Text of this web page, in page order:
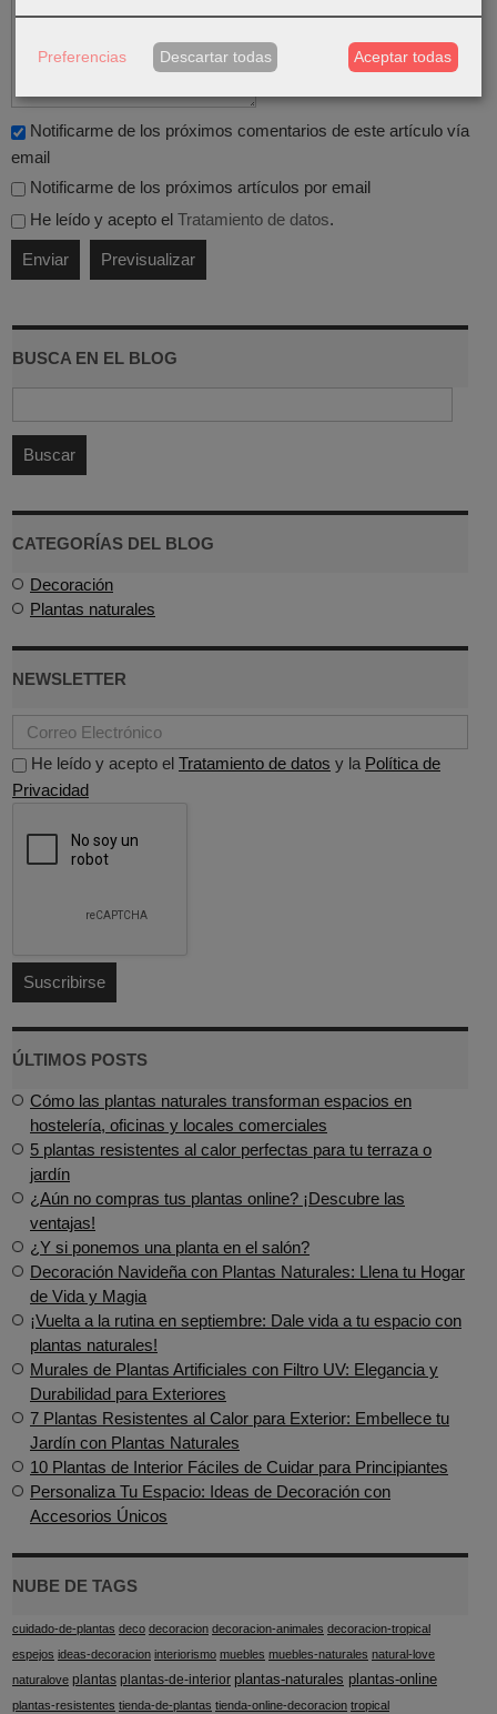
BUSCA EN EL BLOG
CATEGORÍAS DEL BLOG
Decoración
Plantas naturales
NEWSLETTER
He leído y acepto el Tratamiento de datos y la Política de
Privacidad
ÚLTIMOS POSTS
Cómo las plantas naturales transforman espacios en
hostelería, oficinas y locales comerciales
5 plantas resistentes al calor perfectas para tu terraza o
jardín
¿Aún no compras tus plantas online? ¡Descubre las
ventajas!
¿Y si ponemos una planta en el salón?
Decoración Navideña con Plantas Naturales: Llena tu Hogar
de Vida y Magia
¡Vuelta a la rutina en septiembre: Dale vida a tu espacio con
plantas naturales!
Murales de Plantas Artificiales con Filtro UV: Elegancia y
Durabilidad para Exteriores
7 Plantas Resistentes al Calor para Exterior: Embellece tu
Jardín con Plantas Naturales
10 Plantas de Interior Fáciles de Cuidar para Principiantes
Personaliza Tu Espacio: Ideas de Decoración con
Accesorios Únicos
NUBE DE TAGS
cuidado-de-plantas deco decoracion decoracion-animales decoracion-tropical
espejos ideas-decoracion interiorismo muebles muebles-naturales natural-love
naturalove plantas plantas-de-interior plantas-naturales plantas-online
plantas-resistentes tienda-de-plantas tienda-online-decoracion tropical
Notificarme de los próximos comentarios de este artículo vía
email
Notificarme de los próximos artículos por email
He leído y acepto el Tratamiento de datos.
Preferencias Descartar todas Aceptar todas